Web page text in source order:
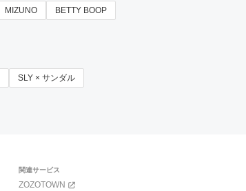
MIZUNO
BETTY BOOP
SLY × サンダル
関連サービス
ZOZOTOWN